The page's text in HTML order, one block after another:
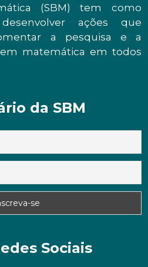
(SBM) tem como
ações que
a pesquisa e a
matemática em todos
da SBM
Sociais